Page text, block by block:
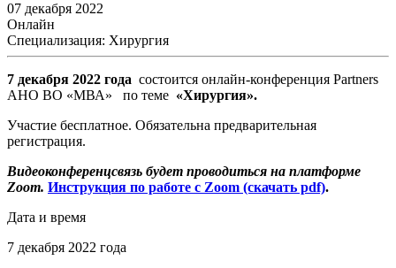
07 декабря 2022
Онлайн
Специализация: Хирургия
7 декабря 2022 года состоится онлайн-конференция Partners
АНО ВО «МВА» по теме «Хирургия».
Участие бесплатное. Обязательна предварительная
регистрация.
Видеоконференцсвязь будет проводиться на платформе
Zoom. Инструкция по работе с Zoom (скачать pdf).
Дата и время
7 декабря 2022 года